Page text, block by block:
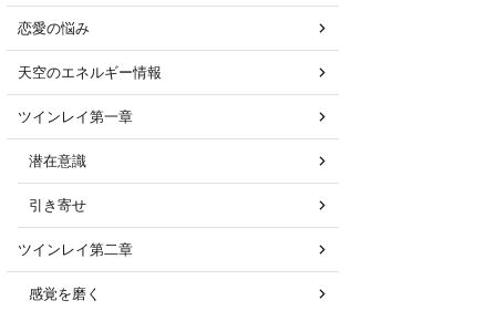
恋愛の悩み
天空のエネルギー情報
ツインレイ第一章
潜在意識
引き寄せ
ツインレイ第二章
感覚を磨く